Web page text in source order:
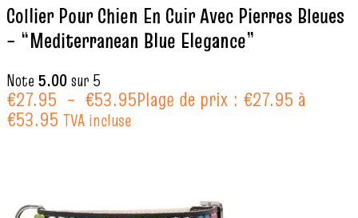
Collier Pour Chien En Cuir Avec Pierres Bleues
– “Mediterranean Blue Elegance”
Note 5.00sur 5
€27.95 – €53.95Plage de prix : €27.95 à
€53.95 TVA incluse